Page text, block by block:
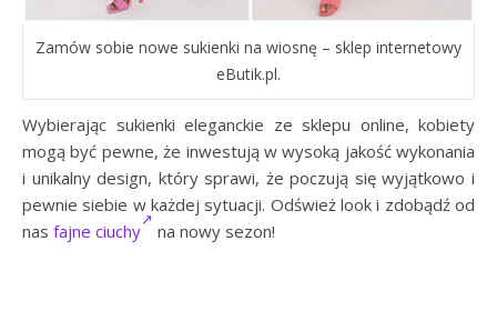
Zamów sobie nowe sukienki na wiosnę – sklep internetowy
eButik.pl.
Wybierając sukienki eleganckie ze sklepu online, kobiety
mogą być pewne, że inwestują w wysoką jakość wykonania
i unikalny design, który sprawi, że poczują się wyjątkowo i
pewnie siebie w każdej sytuacji. Odśwież look i zdobądź od
nas fajne ciuchy na nowy sezon!